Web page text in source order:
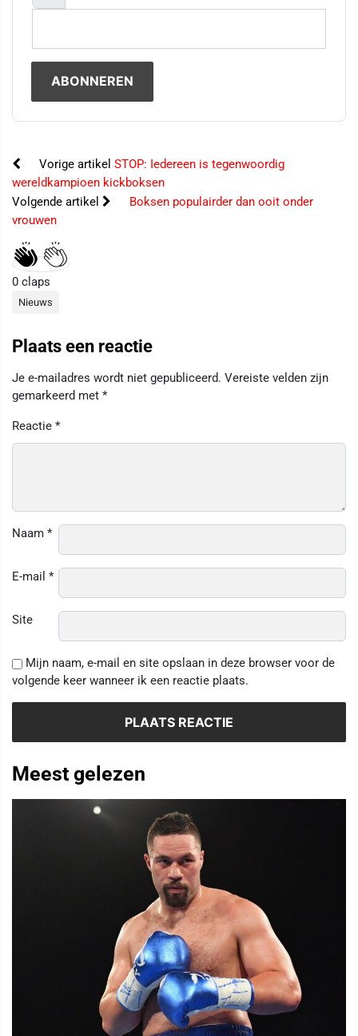
Vorige artikel STOP: Iedereen is tegenwoordig
wereldkampioen kickboksen
Volgende artikel
Boksen populairder dan ooit onder
vrouwen
0 claps
Nieuws
Plaats een reactie
Je e-mailadres wordt niet gepubliceerd. Vereiste velden zijn
gemarkeerd met *
Reactie *
Naam *
E-mail *
Site
Mijn naam, e-mail en site opslaan in deze browser voor de
volgende keer wanneer ik een reactie plaats.
Meest gelezen